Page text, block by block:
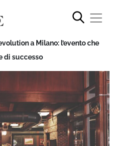
a Milano: l’evento che
di successo